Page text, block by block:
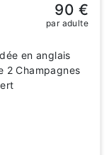
en anglais
2 Champagnes
90 €
par adulte